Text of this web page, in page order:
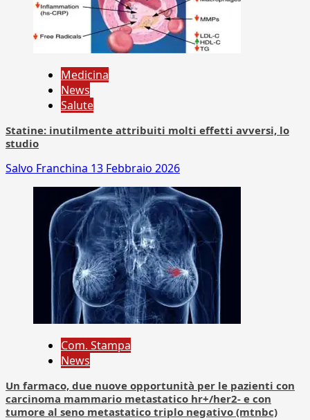
Medicina
News
Salute
Statine: inutilmente attribuiti molti effetti avversi, lo
studio
Salvo Franchina 13 Febbraio 2026
Com. Stampa
News
Un farmaco, due nuove opportunità per le pazienti con
carcinoma mammario metastatico hr+/her2- e con
tumore al seno metastatico triplo negativo (mtnbc)